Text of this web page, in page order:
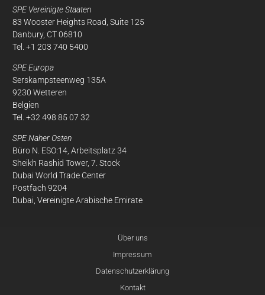
unsere Cookies
Auf dieser Website verwenden wir Cookies, um unsere Zielgruppe zu
SPE Vereinigte Staaten
83 Wooster Heights Road, Suite 125
Danbury, CT 06810
Tel. +1 203 740 5400
SPE Europa
Serskampsteenweg 135A
9230 Wetteren
Belgien
Tel. +32 498 85 07 32
SPE Naher Osten
Büro N. ESO:14, Arbeitsplatz 34
Sheikh Rashid Tower, 7. Stock
Dubai World Trade Center
Postfach 9204
Dubai, Vereinigte Arabische Emirate
Über uns
Impressum
Datenschutzerklärung
Kontakt